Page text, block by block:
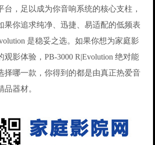
台，足以成为你音响系统的核心支柱，
果你追求纯净、迅捷、易适配的低频表
是稳妥之选。如果你想为家庭影
观影体验，PB-3000 R|Evolution 绝对能
择哪一款，你得到的都是由真正热爱音
器材。